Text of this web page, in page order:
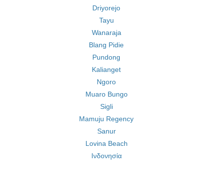
Driyorejo
Tayu
Wanaraja
Blang Pidie
Pundong
Kalianget
Ngoro
Muaro Bungo
Sigli
Mamuju Regency
Sanur
Lovina Beach
Ινδονησία